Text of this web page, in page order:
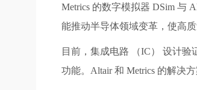
Metrics 的数字模拟器 DSim 与
能推动半导体领域变革，使高
目前，集成电路 （IC） 设计
功能。Altair 和 Metrics 的解决